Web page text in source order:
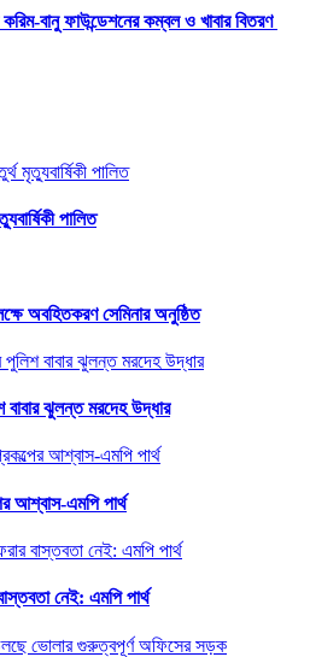
বানু ফাউন্ডেশনের কম্বল ও খাবার বিতরণ
পালিত
অবহিতকরণ সেমিনার অনুষ্ঠিত
বাবার ঝুলন্ত মরদেহ উদ্ধার
আশ্বাস-এমপি পার্থ
নেই: এমপি পার্থ